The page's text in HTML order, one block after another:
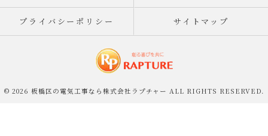
プライバシーポリシー サイトマップ
© 2026 板橋区の電気工事なら株式会社ラプチャー ALL RIGHTS RESERVED.